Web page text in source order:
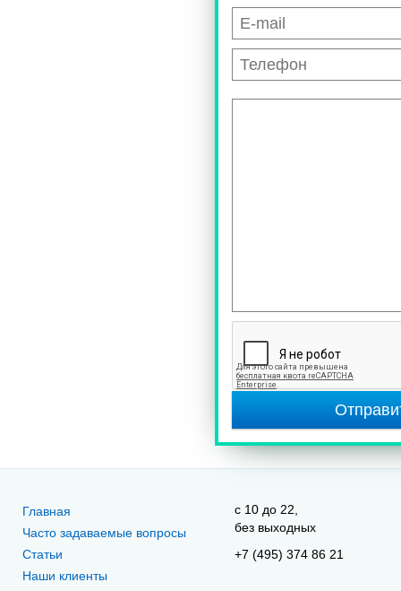
Главная
Часто задаваемые вопросы
Статьи
Наши клиенты
c 10 до 22,
без выходных
+7 (495) 374 86 21